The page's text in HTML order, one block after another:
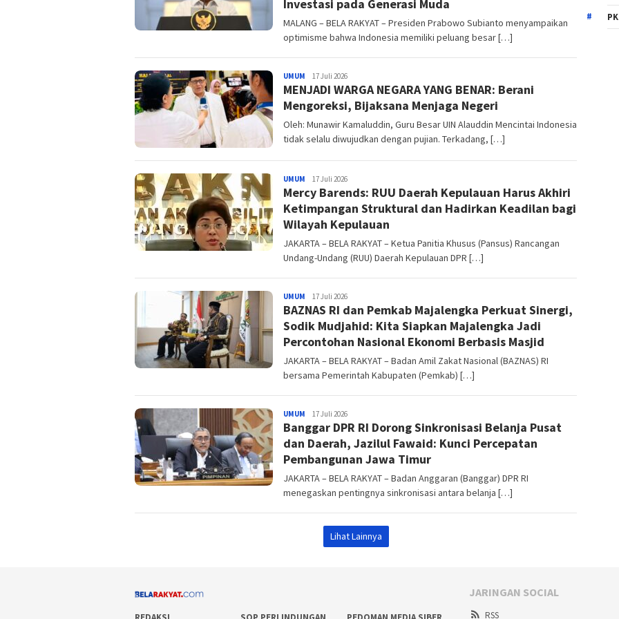
Investasi pada Generasi Muda
MALANG – BELA RAKYAT – Presiden Prabowo Subianto menyampaikan
optimisme bahwa Indonesia memiliki peluang besar […]
UMUM Belarakyat
17 Juli 2026
MENJADI WARGA NEGARA YANG BENAR: Berani
Mengoreksi, Bijaksana Menjaga Negeri
Oleh: Munawir Kamaluddin, Guru Besar UIN Alauddin Mencintai Indonesia
tidak selalu diwujudkan dengan pujian. Terkadang, […]
UMUM Belarakyat
17 Juli 2026
Mercy Barends: RUU Daerah Kepulauan Harus Akhiri
Ketimpangan Struktural dan Hadirkan Keadilan bagi
Wilayah Kepulauan
JAKARTA – BELA RAKYAT – Ketua Panitia Khusus (Pansus) Rancangan
Undang-Undang (RUU) Daerah Kepulauan DPR […]
UMUM Belarakyat
17 Juli 2026
BAZNAS RI dan Pemkab Majalengka Perkuat Sinergi,
Sodik Mudjahid: Kita Siapkan Majalengka Jadi
Percontohan Nasional Ekonomi Berbasis Masjid
JAKARTA – BELA RAKYAT – Badan Amil Zakat Nasional (BAZNAS) RI
bersama Pemerintah Kabupaten (Pemkab) […]
UMUM Belarakyat
17 Juli 2026
Banggar DPR RI Dorong Sinkronisasi Belanja Pusat
dan Daerah, Jazilul Fawaid: Kunci Percepatan
Pembangunan Jawa Timur
JAKARTA – BELA RAKYAT – Badan Anggaran (Banggar) DPR RI
menegaskan pentingnya sinkronisasi antara belanja […]
Lihat Lainnya
JARINGAN SOCIAL
RSS